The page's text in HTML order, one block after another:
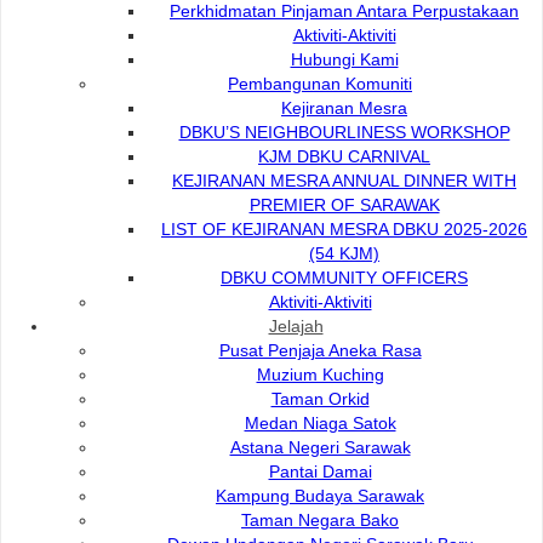
Perkhidmatan Pinjaman Antara Perpustakaan
Aktiviti-Aktiviti
Hubungi Kami
Pembangunan Komuniti
Kejiranan Mesra
DBKU’S NEIGHBOURLINESS WORKSHOP
KJM DBKU CARNIVAL
KEJIRANAN MESRA ANNUAL DINNER WITH
PREMIER OF SARAWAK
LIST OF KEJIRANAN MESRA DBKU 2025-2026
(54 KJM)
DBKU COMMUNITY OFFICERS
Aktiviti-Aktiviti
Jelajah
Pusat Penjaja Aneka Rasa
Muzium Kuching
Taman Orkid
Medan Niaga Satok
Astana Negeri Sarawak
Pantai Damai
Kampung Budaya Sarawak
Taman Negara Bako
Hj. Mohd Syafri bin Mohd Zan
Ketua Bahagian Bangunan
Kontrak & Perolehan (COP)
Nor Isah binti Barmawi
Ketua Bahagian Kontrak Dan
Perolehan